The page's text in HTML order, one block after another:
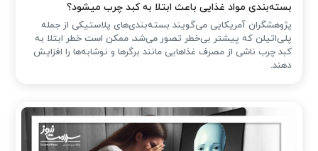
بسته‌بندی مواد غذایی باعث ابتلا به کبد چرب میشود؟
پژوهشگران آمریکایی می‌گویند بسته‌بندی‌های پلاستیکی از جمله
پلی‌اتیلن که پیشتر بی‌خطر تصور می‌شد، ممکن است خطر ابتلا به
کبد چرب ناشی از مصرف غذاهایی مانند برگرها و نوشابه‌ها را افزایش
دهند.